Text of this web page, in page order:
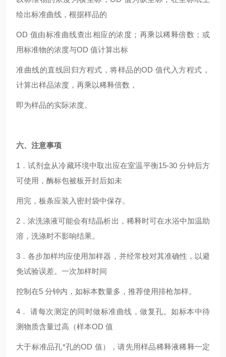
绘出标准曲线，根据样品的
OD 值由标准曲线查出相应的浓度；再乘以稀释倍数；或
用标准物的浓度与OD 值计算出标
准曲线的直线回归方程式，将样品的OD 值代入方程式，
计算出样品浓度，再乘以稀释倍数，
即为样品的实际浓度。
六、注意事项
1 ．试剂盒从冷藏环境中取出应在室温平衡15-30 分钟后方
可使用，酶标包被板开封后如未
用完，板条应装入密封袋中保存。
2 ．浓洗涤液可能会有结晶析出，稀释时可在水浴中加温助
溶，洗涤时不影响结果。
3 ．各步加样均应使用加样器，并经常校对其准确性，以避
免试验误差。一次加样时间
控制在5 分钟内，如标本数量多，推荐使用排枪加样。
4 ． 请每次测定的同时做标准曲线，做复孔。如标本中待
测物质含量过高（样本OD 值
大于标准品孔*孔的OD 值），请先用样品稀释液稀释一定